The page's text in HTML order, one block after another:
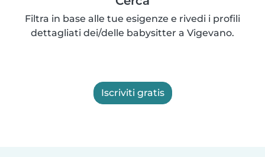
Filtra in base alle tue esigenze e rivedi i profili
dettagliati dei/delle babysitter a Vigevano.
Iscriviti gratis